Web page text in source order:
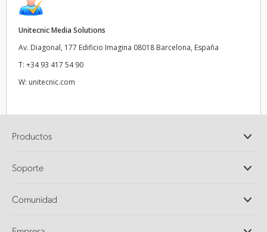
Unitecnic Media Solutions
Av. Diagonal, 177 Edificio Imagina 08018 Barcelona, España
T: +34 93 417 54 90
W: unitecnic.com
Productos
DaVinci Resolve y Fusion
Ultimatte
Captura y reproducción
Soporte
Centro de soporte técnico
Comunidad